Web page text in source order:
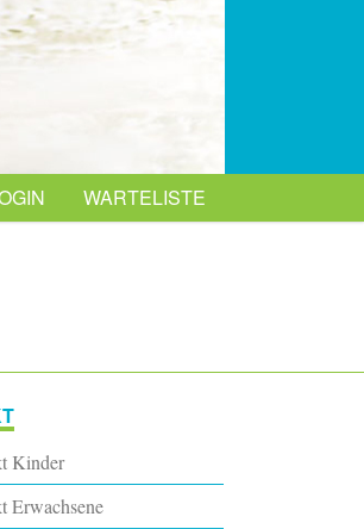
WARTELISTE
Kinder
Erwachsene